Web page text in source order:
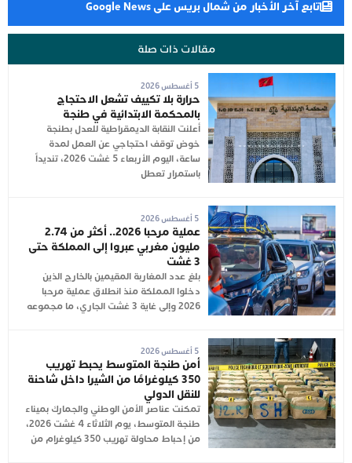
تابع آخر الأخبار من شمال بريس على Google News
مقالات ذات صلة
5 أغسطس 2026
حرارة بلا تكييف تشعل الاحتجاج
بالمحكمة الابتدائية في طنجة
أعلنت النقابة الديمقراطية للعدل بطنجة
خوض توقف احتجاجي عن العمل لمدة
ساعة، اليوم الأربعاء 5 غشت 2026، تنديداً
باستمرار تعطل
5 أغسطس 2026
عملية مرحبا 2026.. أكثر من 2.74
مليون مغربي عبروا إلى المملكة حتى
3 غشت
بلغ عدد المغاربة المقيمين بالخارج الذين
دخلوا المملكة منذ انطلاق عملية مرحبا
2026 وإلى غاية 3 غشت الجاري، ما مجموعه
5 أغسطس 2026
أمن طنجة المتوسط يحبط تهريب
350 كيلوغرامًا من الشيرا داخل شاحنة
للنقل الدولي
تمكنت عناصر الأمن الوطني والجمارك بميناء
طنجة المتوسط، يوم الثلاثاء 4 غشت 2026،
من إحباط محاولة تهريب 350 كيلوغرام من